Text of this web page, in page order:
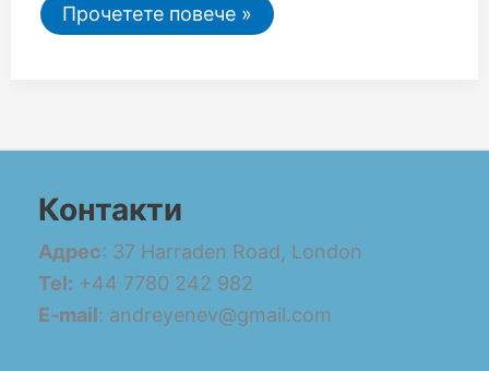
Прочетете повече »
Контакти
Адрес: 37 Harraden Road, London
Tel: +44 7780 242 982
E-mail: andreyenev@gmail.com